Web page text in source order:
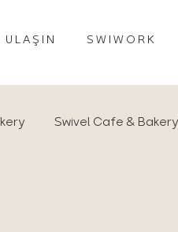
SWIWORK
Swivel Cafe &